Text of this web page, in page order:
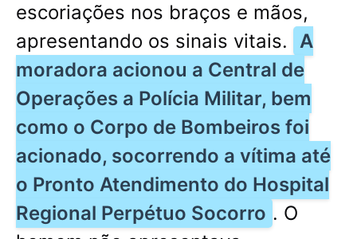
escoriações nos braços e mãos,
apresentando os sinais vitais. A
moradora acionou a Central de
Operações a Polícia Militar, bem
como o Corpo de Bombeiros foi
acionado, socorrendo a vítima até
o Pronto Atendimento do Hospital
Regional Perpétuo Socorro . O